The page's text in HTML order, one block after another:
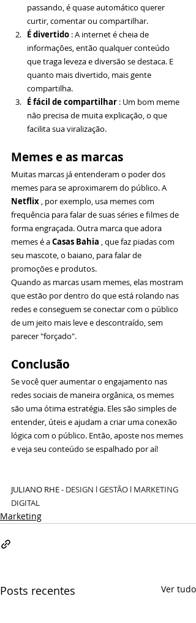
passando, é quase automático querer
curtir, comentar ou compartilhar.
É divertido : A internet é cheia de
informações, então qualquer conteúdo
que traga leveza e diversão se destaca. E
quanto mais divertido, mais gente
compartilha.
É fácil de compartilhar : Um bom meme
não precisa de muita explicação, o que
facilita sua viralização.
Memes e as marcas
Muitas marcas já entenderam o poder dos
memes para se aproximarem do público. A
Netflix , por exemplo, usa memes com
frequência para falar de suas séries e filmes de
forma engraçada. Outra marca que adora
memes é a Casas Bahia , que faz piadas com
seu mascote, o baiano, para falar de
promoções e produtos.
Quando as marcas usam memes, elas mostram
que estão por dentro do que está rolando nas
redes e conseguem se conectar com o público
de um jeito mais leve e descontraído, sem
parecer "forçado".
Conclusão
Se você quer aumentar o engajamento nas
redes sociais de maneira orgânica, os memes
são uma ótima estratégia. Eles são simples de
entender, úteis e ajudam a criar uma conexão
lógica com o público. Então, aposte nos memes
e veja seu conteúdo se espalhado por aí!
JULIANO RHE - DESIGN l GESTÃO l MARKETING
DIGITAL
Marketing
Posts recentes Ver tudo